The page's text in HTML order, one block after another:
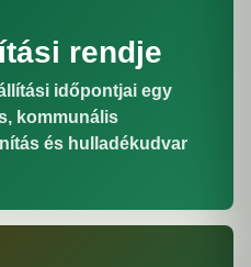
rendje
időpontjai egy
kommunális
és hulladékudvar